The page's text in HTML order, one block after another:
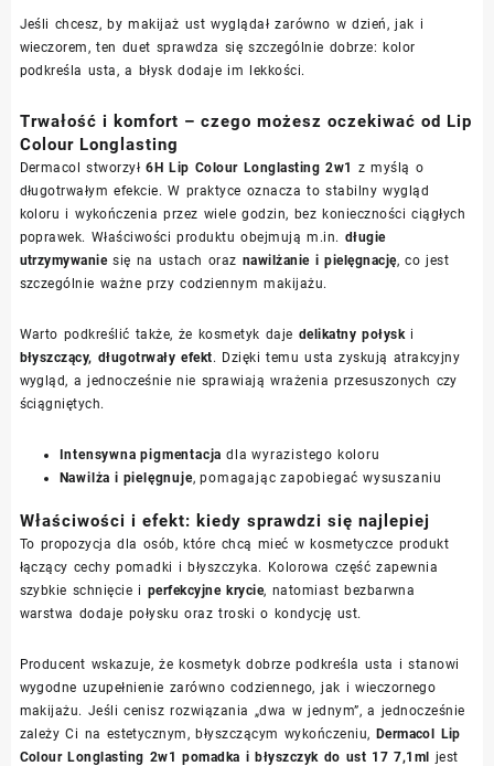
Jeśli chcesz, by makijaż ust wyglądał zarówno w dzień, jak i
wieczorem, ten duet sprawdza się szczególnie dobrze: kolor
podkreśla usta, a błysk dodaje im lekkości.
Trwałość i komfort – czego możesz oczekiwać od Lip
Colour Longlasting
Dermacol stworzył6H Lip Colour Longlasting 2w1 z myślą o
długotrwałym efekcie. W praktyce oznacza to stabilny wygląd
koloru i wykończenia przez wiele godzin, bez konieczności ciągłych
poprawek. Właściwości produktu obejmują m.in. długie
utrzymywaniesię na ustach oraz nawilżanie i pielęgnację, co jest
szczególnie ważne przy codziennym makijażu.
Warto podkreślić także, że kosmetyk daje delikatny połysk i
błyszczący, długotrwały efekt. Dzięki temu usta zyskują atrakcyjny
wygląd, a jednocześnie nie sprawiają wrażenia przesuszonych czy
ściągniętych.
Intensywna pigmentacja dla wyrazistego koloru
Nawilża i pielęgnuje, pomagając zapobiegać wysuszaniu
Właściwości i efekt: kiedy sprawdzi się najlepiej
To propozycja dla osób, które chcą mieć w kosmetyczce produkt
łączący cechy pomadki i błyszczyka. Kolorowa część zapewnia
szybkie schnięcie i perfekcyjne krycie, natomiast bezbarwna
warstwa dodaje połysku oraz troski o kondycję ust.
Producent wskazuje, że kosmetyk dobrze podkreśla usta i stanowi
wygodne uzupełnienie zarówno codziennego, jak i wieczornego
makijażu. Jeśli cenisz rozwiązania „dwa w jednym”, a jednocześnie
zależy Ci na estetycznym, błyszczącym wykończeniu, Dermacol Lip
Colour Longlasting 2w1 pomadka i błyszczyk do ust 17 7,1ml jest